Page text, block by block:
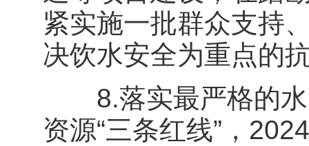
紧实施一批群众支持
决饮水安全为重点的
8.落实最严格的水
资源“三条红线”，